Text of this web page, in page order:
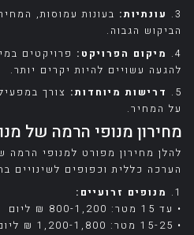
3.
עונתיות: בעונות עמוסות,
הביקוש הגבוה.
4.
מיקום הפרויקט: פרויקטים
להגעה עשויים להיות יקרים יותר.
5.
דרישות מיוחדות: צורך
על המחיר.
מחירון מנופי הרמה של
להלן מחירון מפורט למנופי
הערכה כללית וכפופים לשינויים
1.
מנופים זרועיים:
• עד 15 מטר: 800-1,200 ₪ ליום
• 15-25 מטר: 1,200-1,800 ₪ ליום